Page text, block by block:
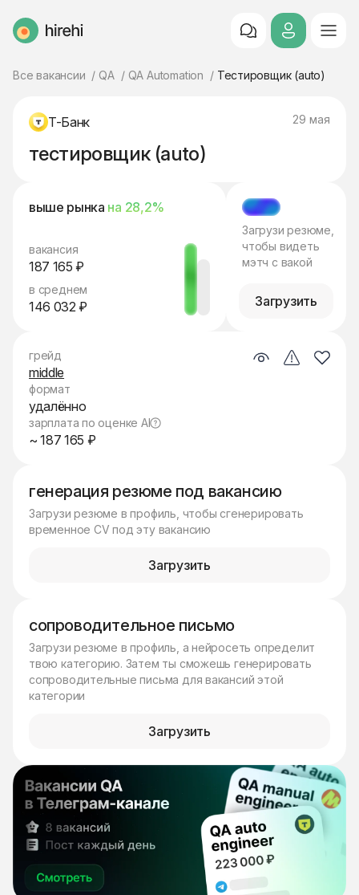
HireHi
Все вакансии QA QA Automation Тестировщик (auto)
Т-Банк 29 мая
тестировщик (auto)
выше рынка на 28,2%
вакансия
187 165 ₽
в среднем
146 032 ₽
МЭТЧ
Загрузи резюме,
чтобы видеть
мэтч с вакой
Загрузить
генерация резюме под вакансию
Загрузи резюме в профиль, чтобы сгенерировать
временное CV под эту вакансию
Загрузить
сопроводительное письмо
Загрузи резюме в профиль, а нейросеть определит
твою категорию. Затем ты сможешь генерировать
сопроводительные письма для вакансий этой
категории
Загрузить
грейд
middle
формат
удалённо
зарплата по оценке AI
~ 187 165 ₽